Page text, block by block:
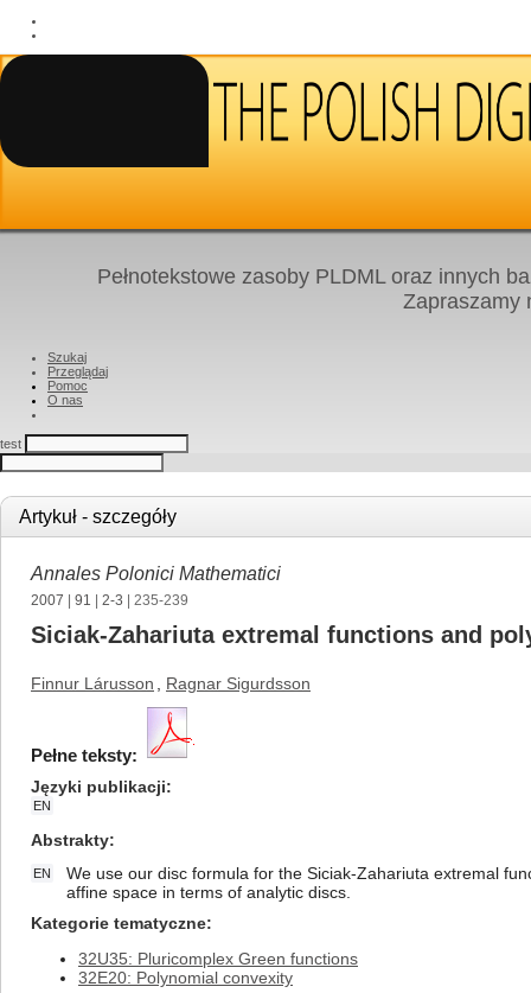
Pełnotekstowe zasoby PLDML oraz innych
Zapraszamy
Szukaj
Przeglądaj
Pomoc
O nas
test
Artykuł - szczegóły
Annales Polonici Mathematici
2007 91 2-3 | 235-239
Siciak-Zahariuta extremal functions and
Finnur Lárusson Ragnar Sigurdsson
Pełne teksty:
Języki publikacji
EN
Abstrakty
EN
We use our disc formula for the Siciak-Zahariuta extremal
affine space in terms of analytic discs.
Kategorie tematyczne
32U35: Pluricomplex Green functions
32E20: Polynomial convexity